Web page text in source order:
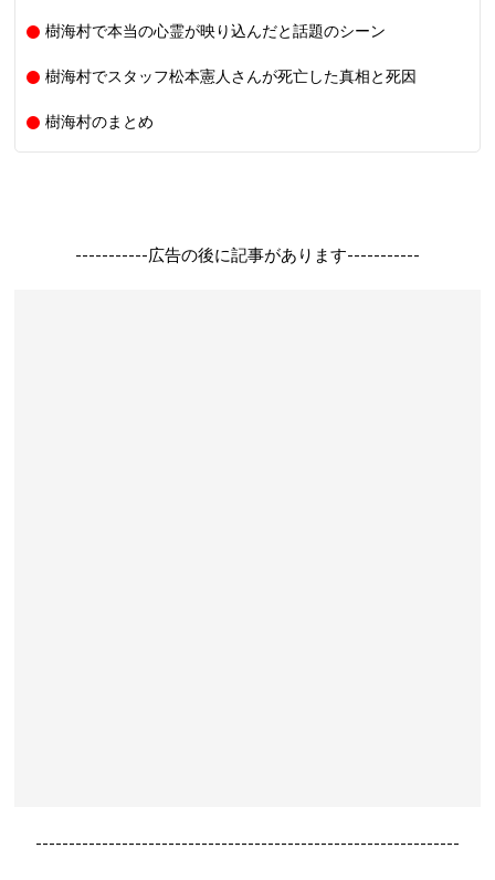
樹海村で本当の心霊が映り込んだと話題のシーン
樹海村でスタッフ松本憲人さんが死亡した真相と死因
樹海村のまとめ
-----------広告の後に記事があります-----------
----------------------------------------------------------------